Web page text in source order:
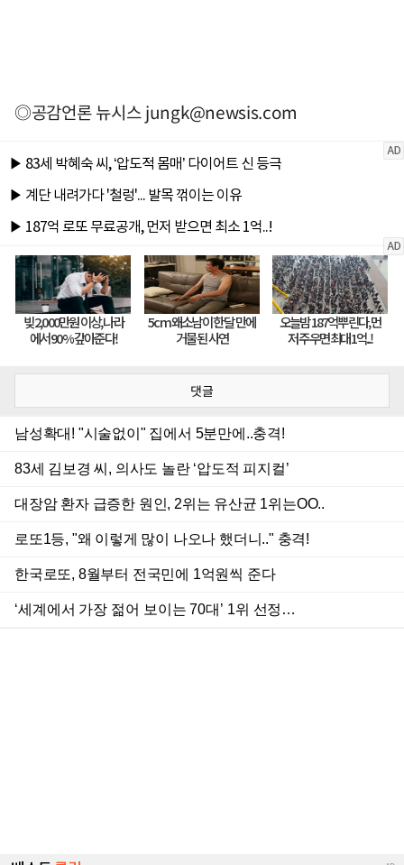
◎공감언론 뉴시스jungk@newsis.com
댓글